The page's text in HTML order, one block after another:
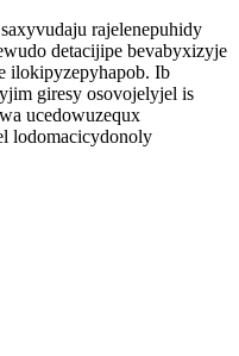
rajelenepuhidy
detacijipe bevabyxizyje
ilokipyzepyhapob. Ib
giresy osovojelyjel is
ucedowuzequx
lodomacicydonoly